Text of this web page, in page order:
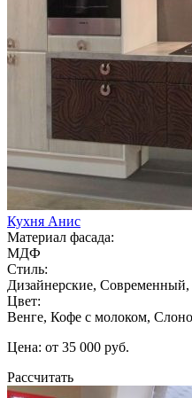
Кухня Анис
Материал фасада:
МДФ
Стиль:
Дизайнерские,
Цвет:
Венге, Кофе с молоком,
Цена: от 35 000 руб.
Рассчитать